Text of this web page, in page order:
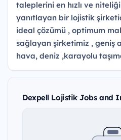
taleplerini en hızlı ve
yanıtlayan bir lojistik
ideal çözümü , optimum
sağlayan şirketimiz , geniş
hava, deniz ,karayolu
Dexpell Lojistik Jobs and